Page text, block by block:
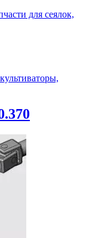
для сеялок,